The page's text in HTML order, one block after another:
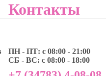
Контакты
ПН - ПТ: с 08:00 - 21:00
СБ - ВС: с 08:00 - 18:00